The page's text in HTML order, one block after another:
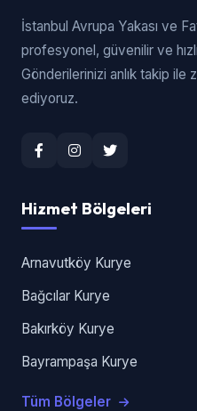
İstanbul Avrupa Yakası ve
profesyonel, güvenilir ve
Gönderilerinizi anlık takip ile
ediyoruz.
Hizmet Bölgeleri
Arnavutköy Kurye
Bağcılar Kurye
Bakırköy Kurye
Bayrampaşa Kurye
Tüm Bölgeler